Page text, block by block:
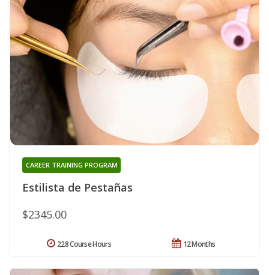
Estilista de Pestañas
CAREER TRAINING PROGRAM
$2345.00
12 Months
228 Course Hours